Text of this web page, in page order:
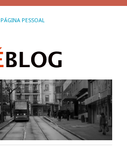
PÁGINA PESSOAL